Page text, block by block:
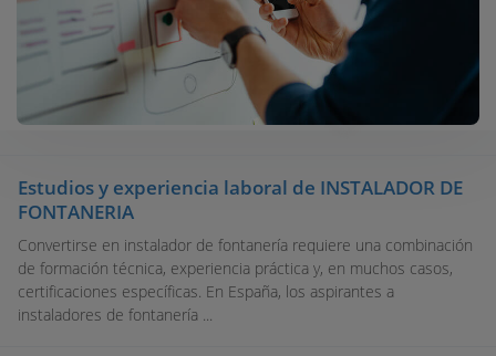
Estudios y experiencia laboral de INSTALADOR DE
FONTANERIA
Convertirse en instalador de fontanería requiere una combinación
de formación técnica, experiencia práctica y, en muchos casos,
certificaciones específicas. En España, los aspirantes a
instaladores de fontanería ...